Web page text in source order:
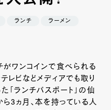
ランチ
ラーメン
ワンコインで食べられる
レビなどメディアでも取り
「ランチパスポート」の仙
3ヵ月、本を持っている人